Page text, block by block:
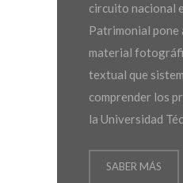
circuito nacional
Patrimonial pone
material
textual que
comprender los
la Universidad
SABER MÁS